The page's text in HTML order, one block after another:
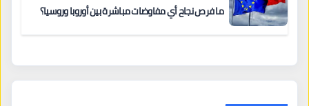
ما فرص نجاح أي مفاوضات مباشرة بين أوروبا وروسيا؟